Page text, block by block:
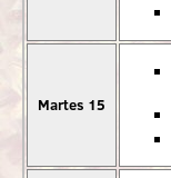
Martes 15